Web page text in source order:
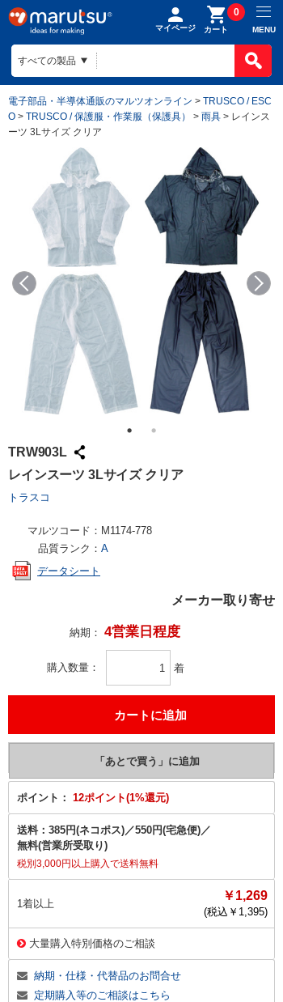
マイページ カート
0
MENU
電子部品・半導体通販のマルツオンライン > TRUSCO / ESC
O > TRUSCO / 保護服・作業服（保護具） > 雨具 > レインス
ーツ 3Lサイズ クリア
TRW903L
レインスーツ 3Lサイズ クリア
トラスコ
マルツコード： M1174-778
品質ランク： A
データシート
メーカー取り寄せ
納期： 4営業日程度
購入数量 着
ポイント： 12ポイント(1%還元)
送料： 385円(ネコポス)／550円(宅急便)／
無料(営業所受取り)
税別3,000円以上購入で送料無料
1着以上
￥1,269
(税込￥ 1,395)
大量購入特別価格のご相談
納期・仕様・代替品のお問合せ
定期購入等のご相談はこちら